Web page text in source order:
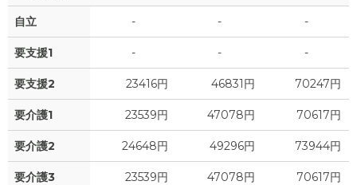
自立 - - -
要支援1 - - -
要支援2 23416円 46831円 70247円
要介護1 23539円 47078円 70617円
要介護2 24648円 49296円 73944円
要介護3 23539円 47078円 70617円